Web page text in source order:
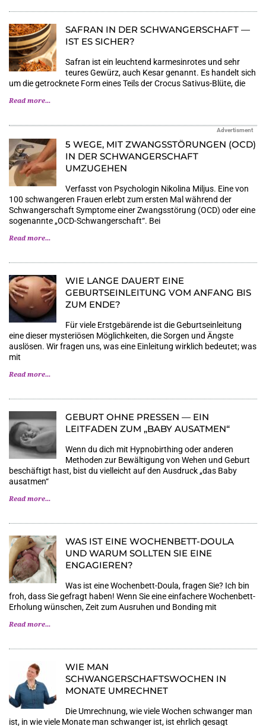
SAFRAN IN DER SCHWANGERSCHAFT —
IST ES SICHER?
Safran ist ein leuchtend karmesinrotes und sehr
teures Gewürz, auch Kesar genannt. Es handelt sich
um die getrocknete Form eines Teils der Crocus Sativus-Blüte, die
Read more...
Advertisment
5 WEGE, MIT ZWANGSSTÖRUNGEN (OCD)
IN DER SCHWANGERSCHAFT
UMZUGEHEN
Verfasst von Psychologin Nikolina Miljus. Eine von
100 schwangeren Frauen erlebt zum ersten Mal während der
Schwangerschaft Symptome einer Zwangsstörung (OCD) oder eine
sogenannte „OCD-Schwangerschaft“. Bei
Read more...
WIE LANGE DAUERT EINE
GEBURTSEINLEITUNG VOM ANFANG BIS
ZUM ENDE?
Für viele Erstgebärende ist die Geburtseinleitung
eine dieser mysteriösen Möglichkeiten, die Sorgen und Ängste
auslösen. Wir fragen uns, was eine Einleitung wirklich bedeutet; was
mit
Read more...
GEBURT OHNE PRESSEN — EIN
LEITFADEN ZUM „BABY AUSATMEN“
Wenn du dich mit Hypnobirthing oder anderen
Methoden zur Bewältigung von Wehen und Geburt
beschäftigt hast, bist du vielleicht auf den Ausdruck „das Baby
ausatmen“
Read more...
WAS IST EINE WOCHENBETT-DOULA
UND WARUM SOLLTEN SIE EINE
ENGAGIEREN?
Was ist eine Wochenbett-Doula, fragen Sie? Ich bin
froh, dass Sie gefragt haben! Wenn Sie eine einfachere Wochenbett-
Erholung wünschen, Zeit zum Ausruhen und Bonding mit
Read more...
WIE MAN
SCHWANGERSCHAFTSWOCHEN IN
MONATE UMRECHNET
Die Umrechnung, wie viele Wochen schwanger man
ist, in wie viele Monate man schwanger ist, ist ehrlich gesagt